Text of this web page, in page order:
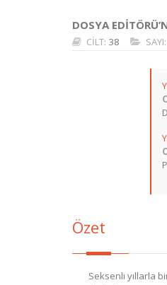
DOSYA
CİLT: 38 SAYI:
Özet
Seksenli yıllarla